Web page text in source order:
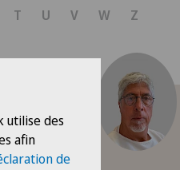
T U V W Z
utilise des
afin
de